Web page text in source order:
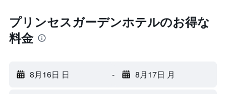
プリンセスガーデンホテルのお得な
料金
8月16日 日 - 8月17日 月